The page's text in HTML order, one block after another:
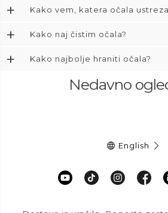
+ Kako vem, katera očala
+ Kako naj čistim očala?
+ Kako najbolje hraniti očala?
Nedavno
English